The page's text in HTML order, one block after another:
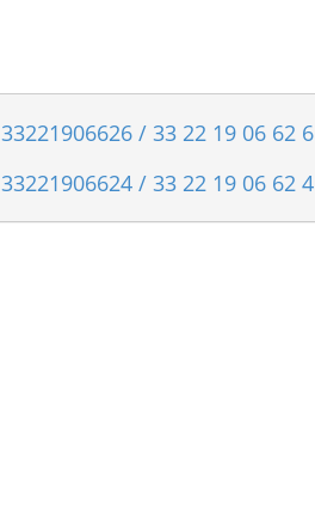
33221906626 / 33 22 19 06 62 6
33221906624 / 33 22 19 06 62 4